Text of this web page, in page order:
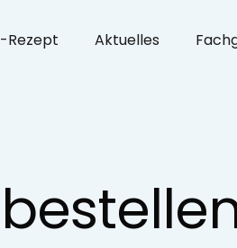
Rezept Aktuelles